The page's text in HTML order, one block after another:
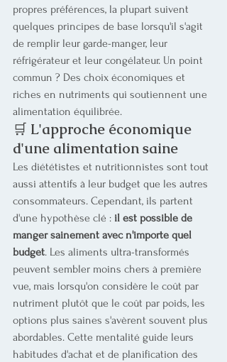
propres préférences, la plupart suivent
quelques principes de base lorsqu'il s'agit
de remplir leur garde-manger, leur
réfrigérateur et leur congélateur. Un point
commun ? Des choix économiques et
riches en nutriments qui soutiennent une
alimentation équilibrée.
🛒 L'approche économique
d'une alimentation saine
Les diététistes et nutritionnistes sont tout
aussi attentifs à leur budget que les autres
consommateurs. Cependant, ils partent
d'une hypothèse clé : il est possible de
manger sainement avec n'importe quel
budget. Les aliments ultra-transformés
peuvent sembler moins chers à première
vue, mais lorsqu'on considère le coût par
nutriment plutôt que le coût par poids, les
options plus saines s'avèrent souvent plus
abordables. Cette mentalité guide leurs
habitudes d'achat et de planification des